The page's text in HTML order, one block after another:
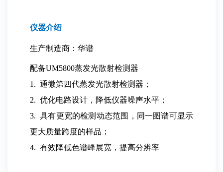
仪器介绍
生产制造商：华谱
配备UM5800蒸发光散射检测器
1. 通微第四代蒸发光散射检测器；
2. 优化电路设计，降低仪器噪声水平；
3. 具有更宽的检测动态范围，同一图谱可显示
更大质量跨度的样品；
4. 有效降低色谱峰展宽，提高分辨率